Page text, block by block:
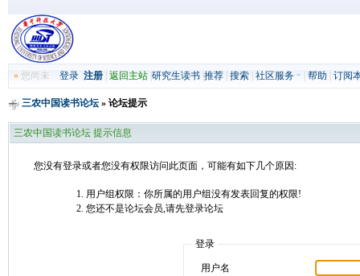
»您尚未 登录 注册| 返回主站| 研究生读书| 推荐| 搜索| 社区服务 帮助 订阅
三农中国读书论坛» 论坛提示
三农中国读书论坛 提示信息
您没有登录或者您没有权限访问此页面，可能有如下几个原因:
用户组权限：你所属的用户组没有发表回复的权限!
您还不是论坛会员,请先登录论坛
登录
用户名